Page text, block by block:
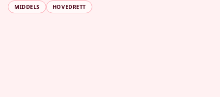
MIDDELS HOVEDRETT